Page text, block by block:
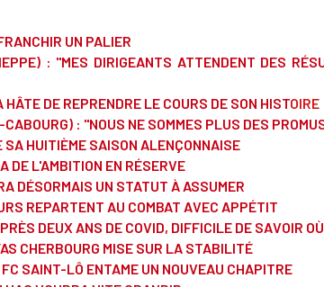
UN PALIER
: "MES DIRIGEANTS ATTENDENT DES
DE REPRENDRE LE COURS DE SON HISTOIRE
: "NOUS NE SOMMES PLUS DES
HUITIÈME SAISON ALENÇONNAISE
DE L'AMBITION EN RÉSERVE
DÉSORMAIS UN STATUT À ASSUMER
REPARTENT AU COMBAT AVEC APPÉTIT
DEUX ANS DE COVID, DIFFICILE DE SAVOIR
CHERBOURG MISE SUR LA STABILITÉ
SAINT-LÔ ENTAME UN NOUVEAU CHAPITRE